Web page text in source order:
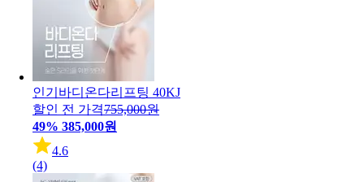
인기 바디온다리프팅 40KJ
할인 전 가격755,000원
49% 385,000원
4.6
(4)